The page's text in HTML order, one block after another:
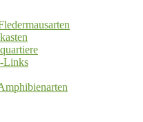
Links